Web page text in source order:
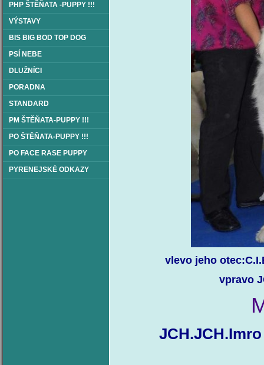
PHP ŠTĚŇATA -PUPPY !!!
VÝSTAVY
BIS BIG BOD TOP DOG
PSÍ NEBE
DLUŽNÍCI
PORADNA
STANDARD
PM ŠTĚŇATA-PUPPY !!!
PO ŠTĚŇATA-PUPPY !!!
PO FACE RASE PUPPY
PYRENEJSKÉ ODKAZY
vlevo jeho
vpravo